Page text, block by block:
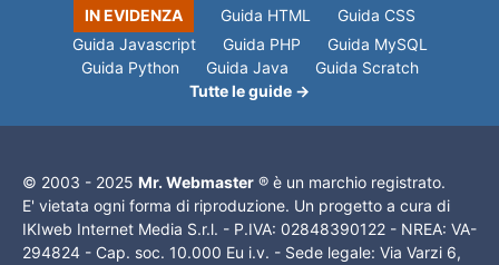
IN EVIDENZA Guida HTML
Guida CSS
Guida Javascript
Guida PHP
Guida MySQL
Guida Python
Guida Java
Guida Scratch
Tutte le guide →
© 2003 - 2025 Mr. Webmaster ® è un marchio registrato.
E' vietata ogni forma di riproduzione. Un progetto a cura di
IKIweb Internet Media S.r.l. - P.IVA: 02848390122 - NREA: VA-
294824 - Cap. soc. 10.000 Eu i.v. - Sede legale: Via Varzi 6,